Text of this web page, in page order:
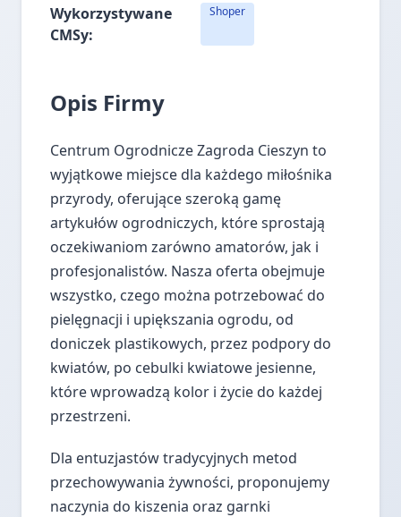
Wykorzystywane
CMSy:
Shoper
Opis Firmy
Centrum Ogrodnicze Zagroda Cieszyn to
wyjątkowe miejsce dla każdego miłośnika
przyrody, oferujące szeroką gamę
artykułów ogrodniczych, które sprostają
oczekiwaniom zarówno amatorów, jak i
profesjonalistów. Nasza oferta obejmuje
wszystko, czego można potrzebować do
pielęgnacji i upiększania ogrodu, od
doniczek plastikowych, przez podpory do
kwiatów, po cebulki kwiatowe jesienne,
które wprowadzą kolor i życie do każdej
przestrzeni.
Dla entuzjastów tradycyjnych metod
przechowywania żywności, proponujemy
naczynia do kiszenia oraz garnki